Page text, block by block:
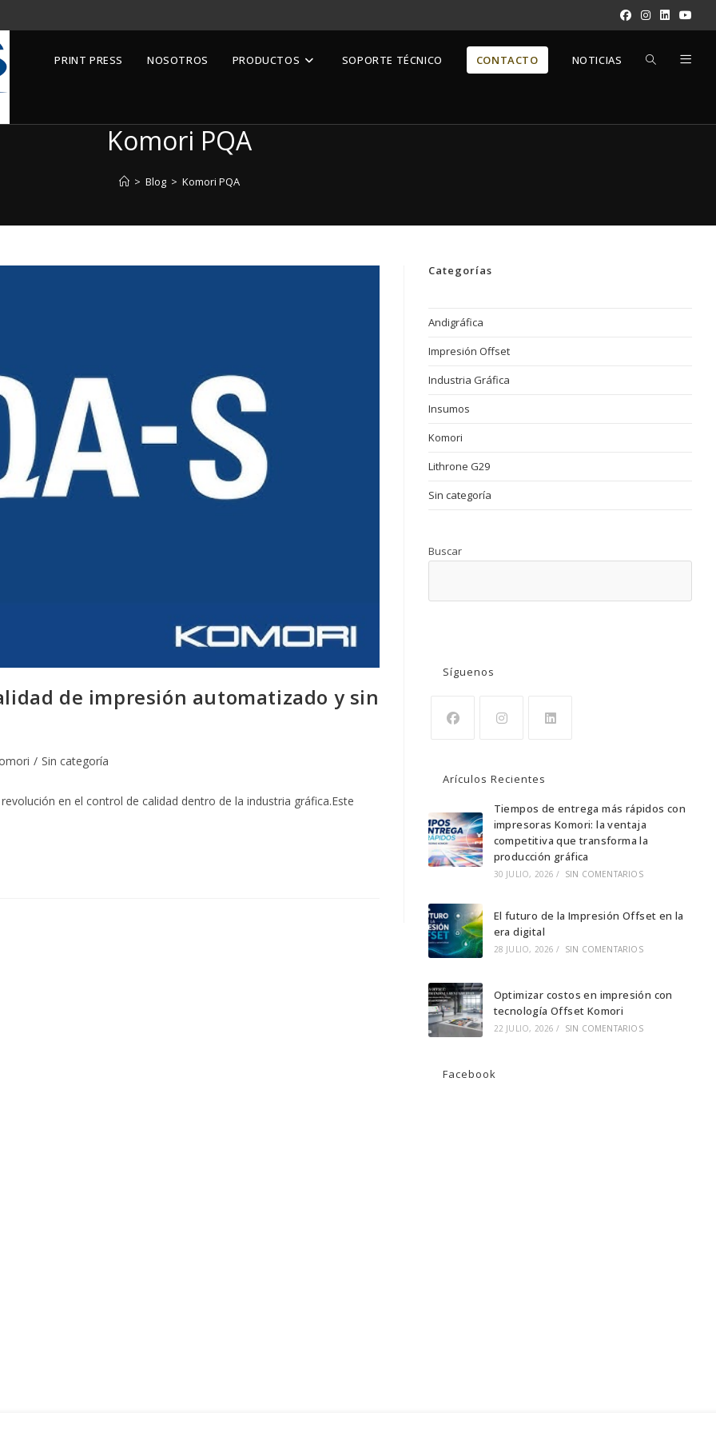
PRINT PRESS NOSOTROS PRODUCTOS SOPORTE TÉCNICO CONTACTO NOTICIAS ALTERNAR
Komori PQA
> Blog > Komori PQA
de impresión automatizado y sin
/ Sin categoría
en el control de calidad dentro de la industria gráfica.Este
Categorías
Andigráfica
Impresión Offset
Industria Gráfica
Insumos
Komori
Lithrone G29
Sin categoría
Buscar
Síguenos
una
nueva
pestaña
una
nueva
pestaña
una
nueva
pestaña
Arículos Recientes
Tiempos de entrega más rápidos con
impresoras Komori: la ventaja
competitiva que transforma la
producción gráfica
30 JULIO, 2026 / SIN COMENTARIOS
El futuro de la Impresión Offset en la
era digital
28 JULIO, 2026 / SIN COMENTARIOS
Optimizar costos en impresión con
tecnología Offset Komori
22 JULIO, 2026 / SIN COMENTARIOS
Facebook